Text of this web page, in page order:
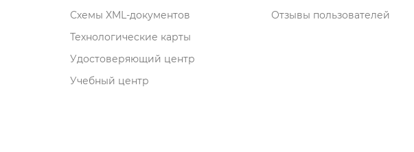
Схемы XML-документо
Технологические карты
Удостоверяющий центр
Учебный центр
Отзывы пользователей